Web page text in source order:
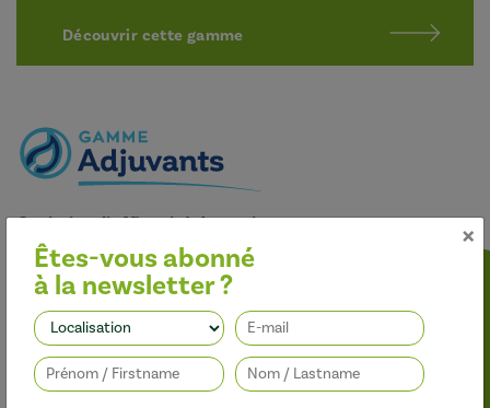
Découvrir cette gamme
Optimiser l’efficacité des traitements
Nos adjuvants permettent d’améliorer l’efficacité des
herbicides, des fongicides, des insecticides et des régulateurs de
croissance, tout en limitant leur impact sur l’environnement.
×
Êtes-vous abonné
à la newsletter ?